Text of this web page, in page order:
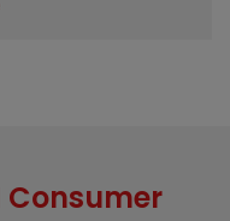
Consumer